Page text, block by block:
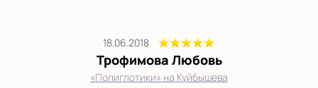
18.06.2018
Трофимова Любовь
«Полиглотики» на Куйбышева